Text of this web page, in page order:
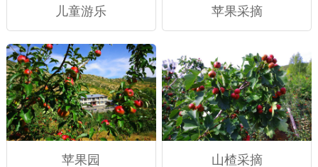
儿童游乐 苹果采摘
苹果园 山楂采摘